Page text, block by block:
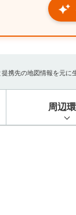
携先の地図情報を元
周辺